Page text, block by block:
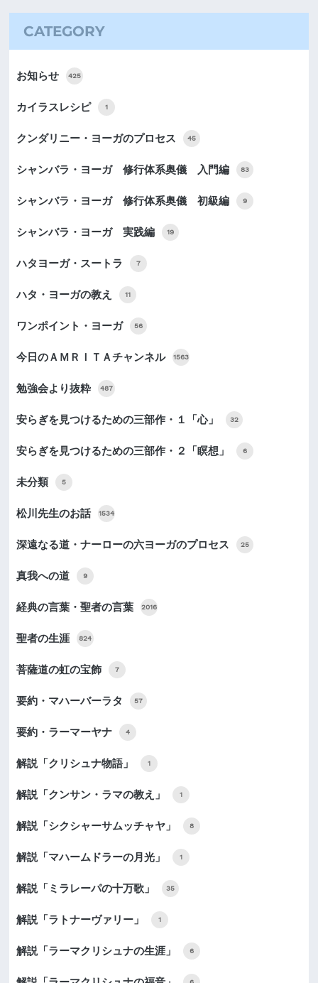
CATEGORY
お知らせ 425
カイラスレシピ 1
クンダリニー・ヨーガのプロセス 45
シャンバラ・ヨーガ 修行体系奥儀 入門編 83
シャンバラ・ヨーガ 修行体系奥儀 初級編 9
シャンバラ・ヨーガ 実践編 19
ハタヨーガ・スートラ 7
ハタ・ヨーガの教え 11
ワンポイント・ヨーガ 56
今日のＡＭＲＩＴＡチャンネル 1563
勉強会より抜粋 487
安らぎを見つけるための三部作・１「心」 32
安らぎを見つけるための三部作・２「瞑想」 6
未分類 5
松川先生のお話 1534
深遠なる道・ナーローの六ヨーガのプロセス 25
真我への道 9
経典の言葉・聖者の言葉 2016
聖者の生涯 824
菩薩道の虹の宝飾 7
要約・マハーバーラタ 57
要約・ラーマーヤナ 4
解説「クリシュナ物語」 1
解説「クンサン・ラマの教え」 1
解説「シクシャーサムッチャヤ」 8
解説「マハームドラーの月光」 1
解説「ミラレーパの十万歌」 35
解説「ラトナーヴァリー」 1
解説「ラーマクリシュナの生涯」 6